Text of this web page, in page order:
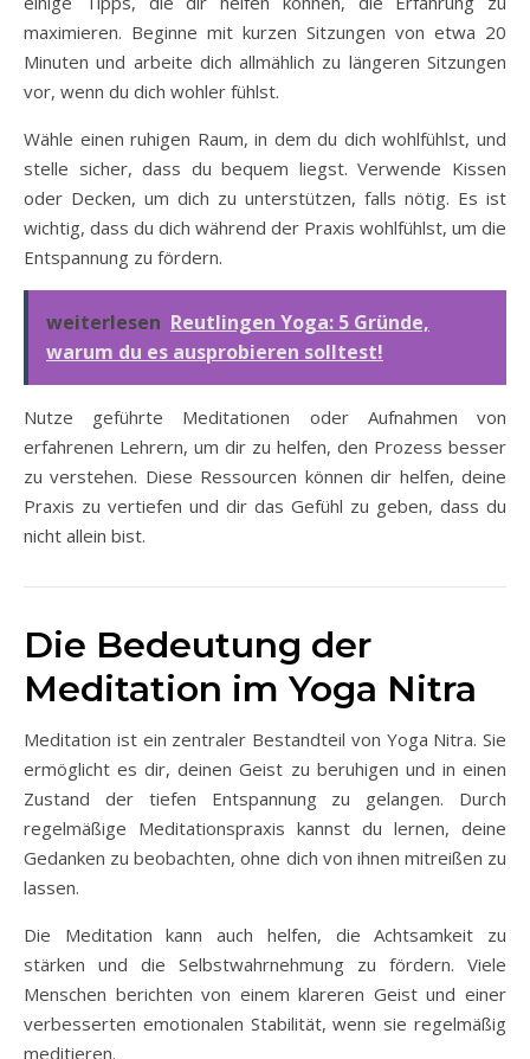
maximieren. Beginne mit kurzen Sitzungen von etwa 20
Minuten und arbeite dich allmählich zu längeren Sitzungen
vor, wenn du dich wohler fühlst.
Wähle einen ruhigen Raum, in dem du dich wohlfühlst, und
stelle sicher, dass du bequem liegst. Verwende Kissen
oder Decken, um dich zu unterstützen, falls nötig. Es ist
wichtig, dass du dich während der Praxis wohlfühlst, um die
Entspannung zu fördern.
weiterlesen Reutlingen Yoga: 5 Gründe,
warum du es ausprobieren solltest!
Nutze geführte Meditationen oder Aufnahmen von
erfahrenen Lehrern, um dir zu helfen, den Prozess besser
zu verstehen. Diese Ressourcen können dir helfen, deine
Praxis zu vertiefen und dir das Gefühl zu geben, dass du
nicht allein bist.
Die Bedeutung der
Meditation im Yoga Nitra
Meditation ist ein zentraler Bestandteil von Yoga Nitra. Sie
ermöglicht es dir, deinen Geist zu beruhigen und in einen
Zustand der tiefen Entspannung zu gelangen. Durch
regelmäßige Meditationspraxis kannst du lernen, deine
Gedanken zu beobachten, ohne dich von ihnen mitreißen zu
lassen.
Die Meditation kann auch helfen, die Achtsamkeit zu
stärken und die Selbstwahrnehmung zu fördern. Viele
Menschen berichten von einem klareren Geist und einer
verbesserten emotionalen Stabilität, wenn sie regelmäßig
meditieren.